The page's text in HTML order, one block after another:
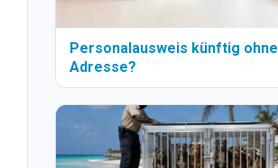
Personalausweis künftig ohne
Adresse?